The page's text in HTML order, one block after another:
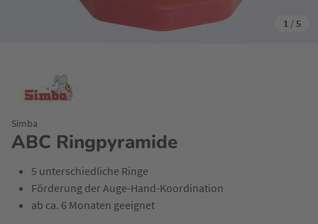
1 / 5
ABC Ringpyramide
Simba
5 unterschiedliche Ringe
Förderung der Auge-Hand-Koordination
ab ca. 6 Monaten geeignet